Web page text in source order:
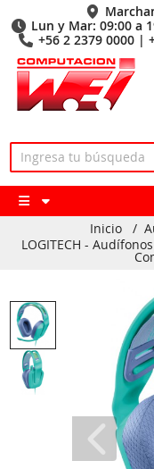
Lun y Mar: 09:00 a
+56 2 2379 0000 |
Inicio /
LOGITECH -